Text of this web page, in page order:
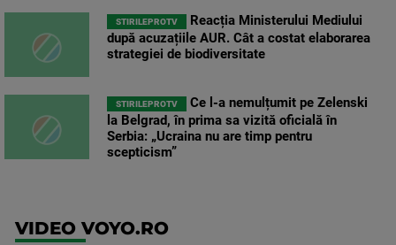
STIRILEPROTV
Reacția Ministerului Mediului
după acuzațiile AUR. Cât a costat elaborarea
strategiei de biodiversitate
STIRILEPROTV
Ce l-a nemulțumit pe Zelenski
la Belgrad, în prima sa vizită oficială în
Serbia: „Ucraina nu are timp pentru
scepticism”
VIDEO VOYO.RO